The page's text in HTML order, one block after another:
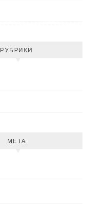
РУБРИКИ
МЕТА